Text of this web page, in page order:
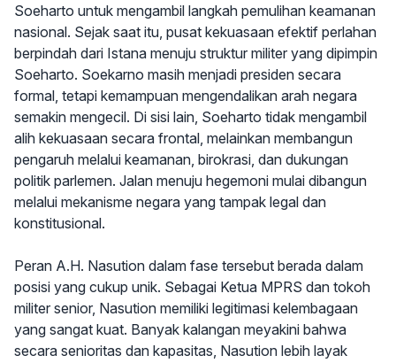
Soeharto untuk mengambil langkah pemulihan keamanan
nasional. Sejak saat itu, pusat kekuasaan efektif perlahan
berpindah dari Istana menuju struktur militer yang dipimpin
Soeharto. Soekarno masih menjadi presiden secara
formal, tetapi kemampuan mengendalikan arah negara
semakin mengecil. Di sisi lain, Soeharto tidak mengambil
alih kekuasaan secara frontal, melainkan membangun
pengaruh melalui keamanan, birokrasi, dan dukungan
politik parlemen. Jalan menuju hegemoni mulai dibangun
melalui mekanisme negara yang tampak legal dan
konstitusional.
Peran A.H. Nasution dalam fase tersebut berada dalam
posisi yang cukup unik. Sebagai Ketua MPRS dan tokoh
militer senior, Nasution memiliki legitimasi kelembagaan
yang sangat kuat. Banyak kalangan meyakini bahwa
secara senioritas dan kapasitas, Nasution lebih layak